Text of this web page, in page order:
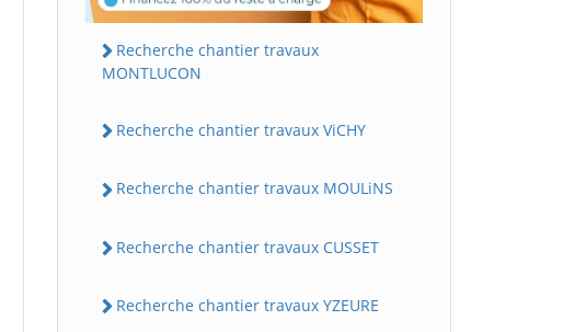
Recherche chantier travaux
MONTLUCON
Recherche chantier travaux ViCHY
Recherche chantier travaux MOULiNS
Recherche chantier travaux CUSSET
Recherche chantier travaux YZEURE